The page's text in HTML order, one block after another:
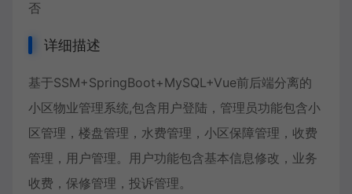
否
详细描述
基于SSM+SpringBoot+MySQL+Vue前后端分离的
小区物业管理系统,包含用户登陆，管理员功能包含小
区管理，楼盘管理，水费管理，小区保障管理，收费
管理，用户管理。用户功能包含基本信息修改，业务
收费，保修管理，投诉管理。